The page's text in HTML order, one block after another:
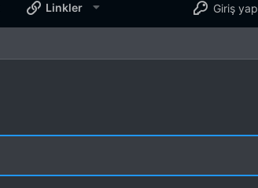
Linkler Giriş yap